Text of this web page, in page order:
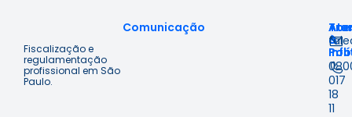
Fiscalização e
regulamentação
profissional em São
Paulo.
Comunicação
à
&
017
18
11